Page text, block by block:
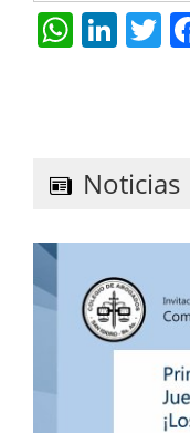
W
h
A
p
p
Li
n
dI
n
T
w
Noticias